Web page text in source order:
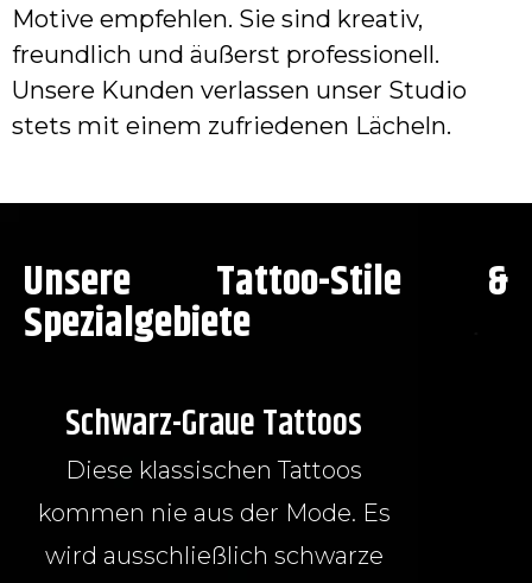
Motive empfehlen. Sie sind kreativ,
freundlich und äußerst professionell.
Unsere Kunden verlassen unser Studio
stets mit einem zufriedenen Lächeln.
Unsere Tattoo-Stile &
Spezialgebiete
Schwarz-Graue Tattoos
Diese klassischen Tattoos
kommen nie aus der Mode. Es
wird ausschließlich schwarze